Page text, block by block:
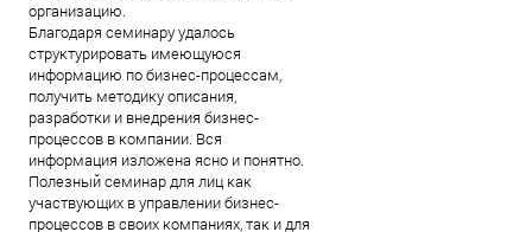
организацию.
Благодаря семинару удалось
структурировать имеющуюся
информацию по бизнес-процессам,
получить методику описания,
разработки и внедрения бизнес-
процессов в компании. Вся
информация изложена ясно и понятно.
Полезный семинар для лиц как
участвующих в управлении бизнес-
процессов в своих компаниях, так и для